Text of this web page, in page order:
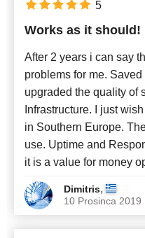
Works as it should!
After 2 years i can say
problems for me.
upgraded the quality of
Infrastructure. I just
in Southern Europe.
use. Uptime and
it is a value for money
Dimitris,
10 Prosinca 2019
5